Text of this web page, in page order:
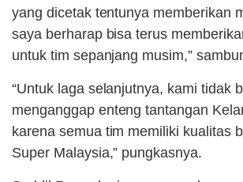
yang dicetak tentunya memberikan
saya berharap bisa terus
untuk tim sepanjang musim,”
“Untuk laga selanjutnya, kami tidak
menganggap enteng tantangan
karena semua tim memiliki kualitas
Super Malaysia,” pungkasnya.